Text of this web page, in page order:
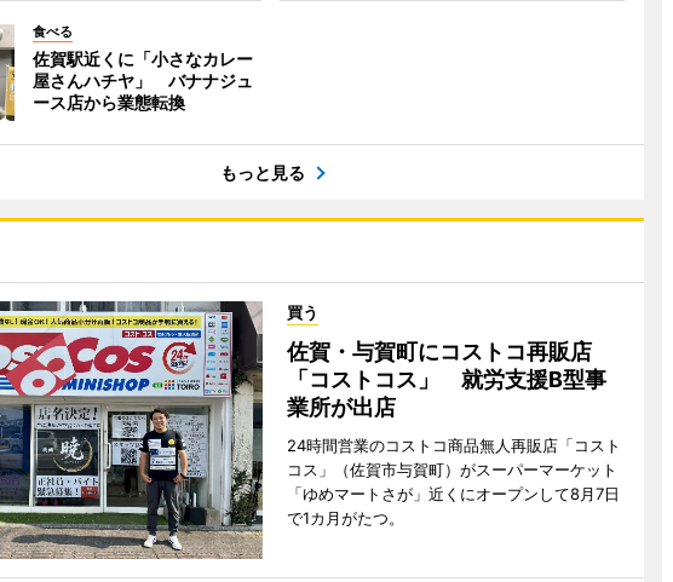
食べる
佐賀駅近くに「小さなカレー
屋さんハチヤ」 バナナジュ
ース店から業態転換
もっと見る
買う
佐賀・与賀町にコストコ再販店
「コストコス」 就労支援B型事
業所が出店
24時間営業のコストコ商品無人再販店「コスト
コス」（佐賀市与賀町）がスーパーマーケット
「ゆめマートさが」近くにオープンして8月7日
で1カ月がたつ。